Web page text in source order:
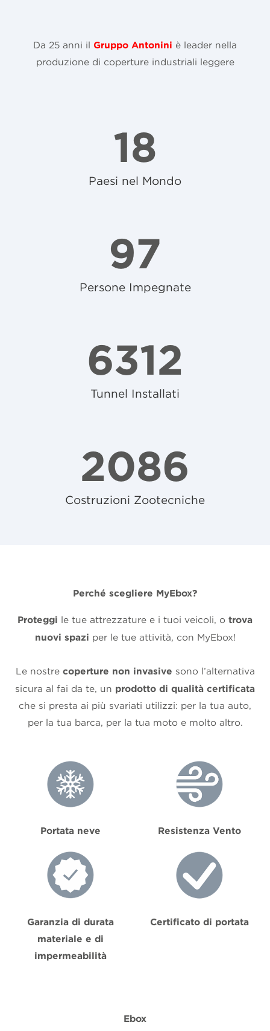
Da 25 anni il Gruppo Antonini è leader nella
produzione di coperture industriali leggere
Paesi nel Mondo
18
Persone Impegnate
97
Tunnel Installati
6312
Costruzioni Zootecniche
2086
Perché scegliere MyEbox?
Proteggi le tue attrezzature e i tuoi veicoli, o trova
nuovi spazi per le tue attività, con MyEbox!
Le nostre coperture non invasive sono l’alternativa
sicura al fai da te, un prodotto di qualità certificata
che si presta ai più svariati utilizzi: per la tua auto,
per la tua barca, per la tua moto e molto altro.
Portata neve Resistenza Vento
Garanzia di durata
materiale e di
impermeabilità
Certificato di portata
Ebox